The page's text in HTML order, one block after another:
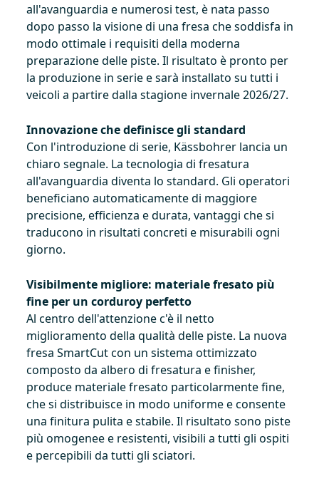
all'avanguardia e numerosi test, è nata passo
dopo passo la visione di una fresa che soddisfa in
modo ottimale i requisiti della moderna
preparazione delle piste. Il risultato è pronto per
la produzione in serie e sarà installato su tutti i
veicoli a partire dalla stagione invernale 2026/27.
Innovazione che definisce gli standard
Con l'introduzione di serie, Kässbohrer lancia un
chiaro segnale. La tecnologia di fresatura
all'avanguardia diventa lo standard. Gli operatori
beneficiano automaticamente di maggiore
precisione, efficienza e durata, vantaggi che si
traducono in risultati concreti e misurabili ogni
giorno.
Visibilmente migliore: materiale fresato più
fine per un corduroy perfetto
Al centro dell'attenzione c'è il netto
miglioramento della qualità delle piste. La nuova
fresa SmartCut con un sistema ottimizzato
composto da albero di fresatura e finisher,
produce materiale fresato particolarmente fine,
che si distribuisce in modo uniforme e consente
una finitura pulita e stabile. Il risultato sono piste
più omogenee e resistenti, visibili a tutti gli ospiti
e percepibili da tutti gli sciatori.